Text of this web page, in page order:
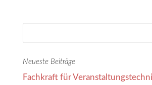
Neueste Beiträge
Fachkraft für